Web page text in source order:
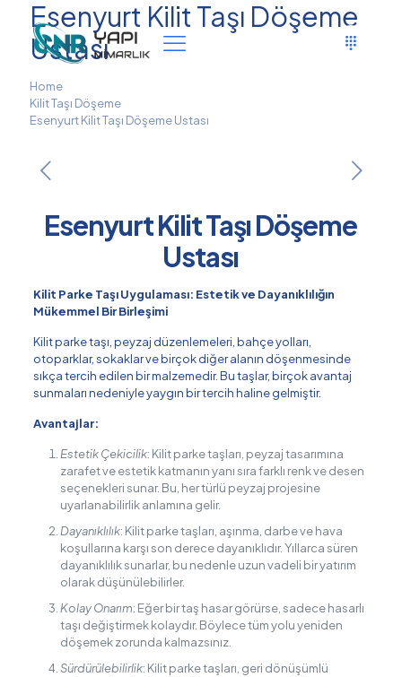
Esenyurt Kilit Taşı Döşeme
Ustası
Home
Kilit Taşı Döşeme
Esenyurt Kilit Taşı Döşeme Ustası
Esenyurt Kilit Taşı Döşeme
Ustası
Kilit Parke Taşı Uygulaması: Estetik ve Dayanıklılığın
Mükemmel Bir Birleşimi
Kilit parke taşı, peyzaj düzenlemeleri, bahçe yolları,
otoparklar, sokaklar ve birçok diğer alanın döşenmesinde
sıkça tercih edilen bir malzemedir. Bu taşlar, birçok avantaj
sunmaları nedeniyle yaygın bir tercih haline gelmiştir.
Avantajlar:
Estetik Çekicilik: Kilit parke taşları, peyzaj tasarımına
zarafet ve estetik katmanın yanı sıra farklı renk ve desen
seçenekleri sunar. Bu, her türlü peyzaj projesine
uyarlanabilirlik anlamına gelir.
Dayanıklılık: Kilit parke taşları, aşınma, darbe ve hava
koşullarına karşı son derece dayanıklıdır. Yıllarca süren
dayanıklılık sunarlar, bu nedenle uzun vadeli bir yatırım
olarak düşünülebilirler.
Kolay Onarım: Eğer bir taş hasar görürse, sadece hasarlı
taşı değiştirmek kolaydır. Böylece tüm yolu yeniden
döşemek zorunda kalmazsınız.
Sürdürülebilirlik: Kilit parke taşları, geri dönüşümlü